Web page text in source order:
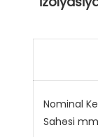
Nominal
Sahəsi